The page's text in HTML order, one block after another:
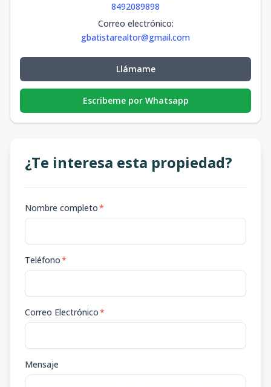
8492089898
Correo electrónico:
gbatistarealtor@gmail.com
Llámame
Escribeme por Whatsapp
¿Te interesa esta propiedad?
Nombre completo*
Teléfono*
Correo Electrónico*
Mensaje